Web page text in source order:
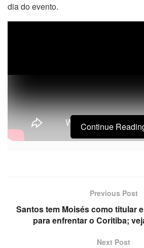
dia do evento.
Continue
Previous Post
Santos tem Moisés como titular
para enfrentar o Coritiba;
Next Post